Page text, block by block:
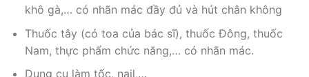
khô gà,… có nhãn mác đầy đủ và hút chân không
Thuốc tây (có toa của bác sĩ), thuốc Đông, thuốc
Nam, thực phẩm chức năng,… có nhãn mác.
Dụng cụ làm tốc, nail,…